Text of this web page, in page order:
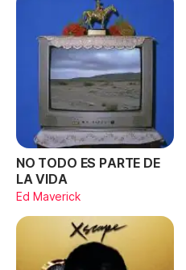
NO TODO ES PARTE DE
LA VIDA
Ed Maverick